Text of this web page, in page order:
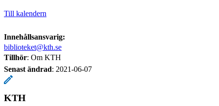
Till kalendern
Innehållsansvarig:
biblioteket@kth.se
Tillhör: Om KTH
Senast ändrad: 2021-06-07
KTH